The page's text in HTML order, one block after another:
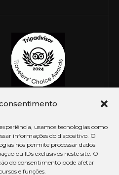
usamos tecnologias como
informações do dispositivo. O
nos permite processar dados
ou IDs exclusivos neste site. O
do consentimento pode afetar
e funções.
Todos os direitos